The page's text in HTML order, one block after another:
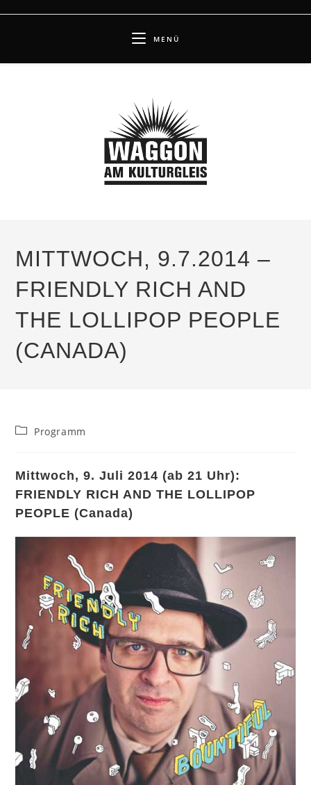
MENÜ
MITTWOCH, 9.7.2014 –
FRIENDLY RICH AND
THE LOLLIPOP PEOPLE
(CANADA)
Beitrags-
Programm
Mittwoch, 9. Juli 2014 (ab 21 Uhr):
FRIENDLY RICH AND THE LOLLIPOP
PEOPLE (Canada)